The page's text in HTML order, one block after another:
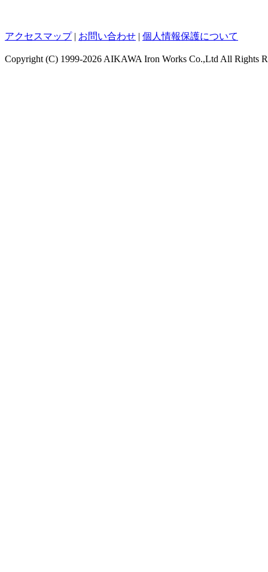
アクセスマップ| お問い合わせ | 個人情報保護について
Copyright (C) 1999-2026 AIKAWA Iron Works Co.,Ltd All Rights